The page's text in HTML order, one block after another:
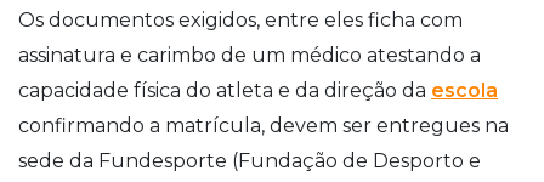
Os documentos exigidos, entre eles ficha com
assinatura e carimbo de um médico atestando a
capacidade física do atleta e da direção da escola
confirmando a matrícula, devem ser entregues na
sede da Fundesporte (Fundação de Desporto e